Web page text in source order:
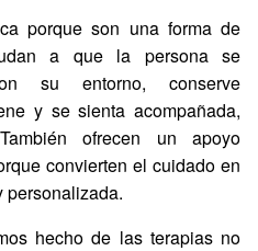
porque son una forma de
a que la persona se
su entorno, conserve
y se sienta acompañada,
ofrecen un apoyo
convierten el cuidado en
personalizada.
hecho de las terapias no